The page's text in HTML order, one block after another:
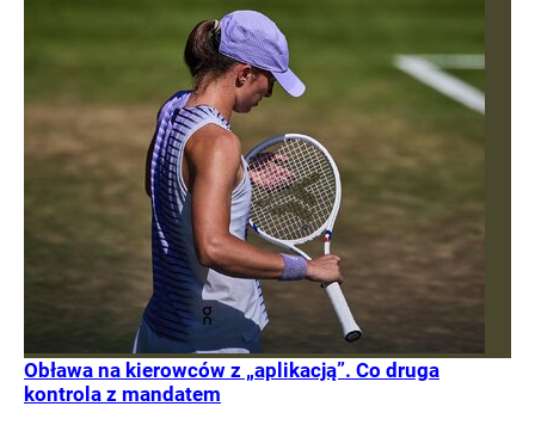
Obława na kierowców z „aplikacją”. Co druga
kontrola z mandatem